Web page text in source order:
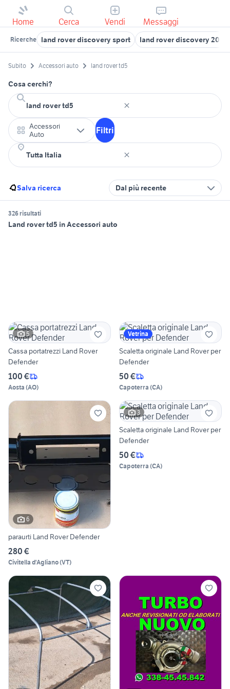
Home Cerca Vendi Messaggi
Ricerche land rover discovery sport land rover discovery 2003
Subito Accessori auto land rover td5
Cosa cerchi?
Accessori
Auto
Filtri
Salva ricerca Dal più recente
326 risultati
Land rover td5 in Accessori auto
5
Cassa portatrezzi Land Rover
Defender
100 €
Aosta (AO)
Vetrina
Scaletta originale Land Rover per
Defender
50 €
Capoterra (CA)
6
paraurti Land Rover Defender
280 €
Civitella d'Agliano(VT)
3
Scaletta originale Land Rover per
Defender
50 €
Capoterra (CA)